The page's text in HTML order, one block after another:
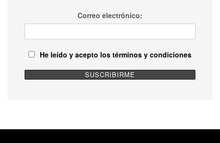
Correo electrónico:
He leído y acepto los términos y condiciones